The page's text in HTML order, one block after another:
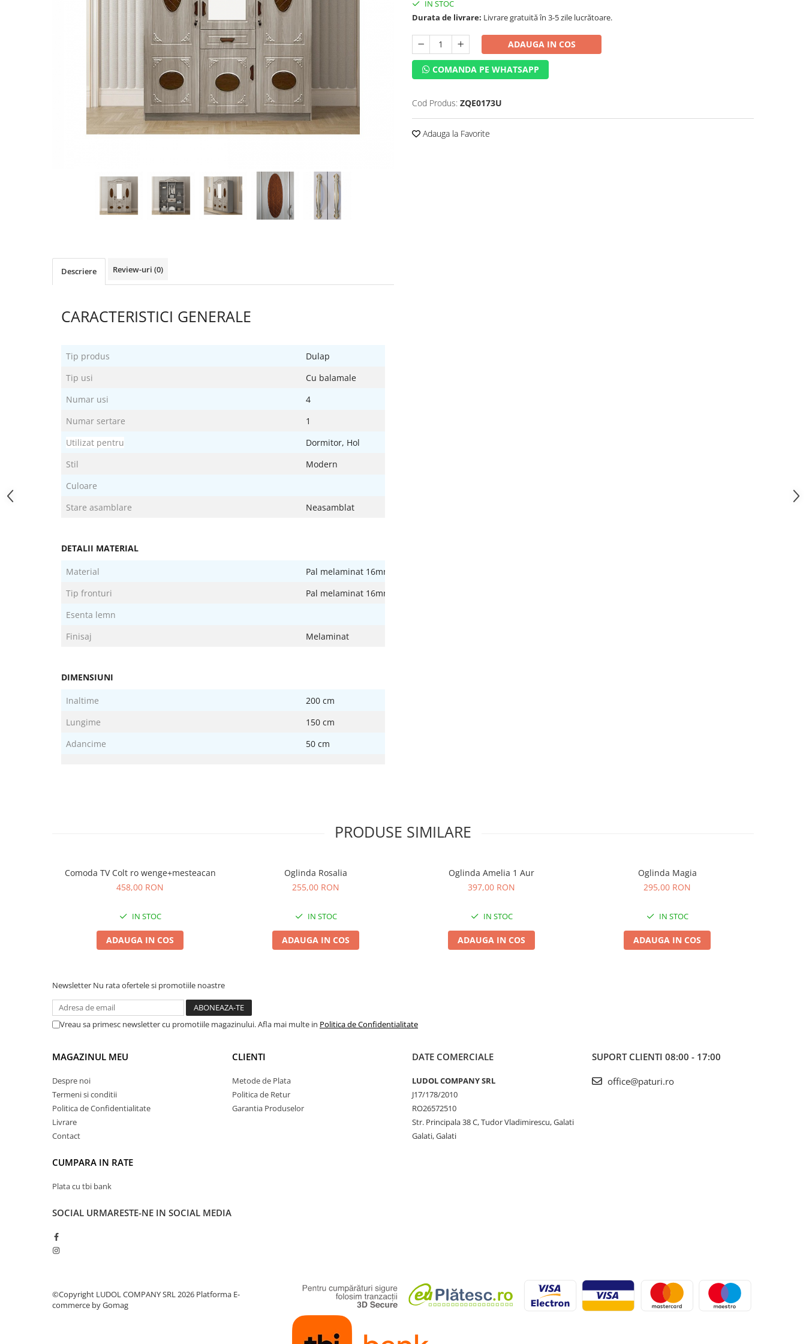
IN STOC
Durata de livrare: Livrare gratuită în 3-5 zile lucrătoare.
ADAUGA IN COS
COMANDA PE WHATSAPP
Cod Produs: ZQE0173U
Adauga la Favorite
Descriere Review-uri (0)
CARACTERISTICI GENERALE
Tip produs
Dulap
Tip usi
Cu balamale
Numar usi
4
Numar sertare
1
Utilizat pentru
Dormitor, Hol
Stil
Modern
Culoare
Stare asamblare
Neasamblat
DETALII MATERIAL
Material
Pal melaminat 16mm
Tip fronturi
Pal melaminat 16mm
Esenta lemn
Finisaj
Melaminat
DIMENSIUNI
Inaltime
200 cm
Lungime
150 cm
Adancime
50 cm
PRODUSE SIMILARE
Comoda TV Colt ro wenge+mesteacan
458,00 RON
IN STOC
ADAUGA IN COS
Oglinda Rosalia
255,00 RON
IN STOC
ADAUGA IN COS
Oglinda Amelia 1 Aur
397,00 RON
IN STOC
ADAUGA IN COS
Oglinda Magia
295,00 RON
IN STOC
ADAUGA IN COS
Newsletter Nu rata ofertele si promotiile noastre
Vreau sa primesc newsletter cu promotiile magazinului. Afla mai multe in Politica de Confidentialitate
MAGAZINUL MEU
Despre noi
Termeni si conditii
Politica de Confidentialitate
Livrare
Contact
CUMPARA IN RATE
Plata cu tbi bank
CLIENTI
Metode de Plata
Politica de Retur
Garantia Produselor
DATE COMERCIALE
LUDOL COMPANY SRL
J17/178/2010
RO26572510
Str. Principala 38 C, Tudor Vladimirescu, Galati
Galati, Galati
SUPORT CLIENTI 08:00 - 17:00
office@paturi.ro
SOCIAL URMARESTE-NE IN SOCIAL MEDIA
©Copyright LUDOL COMPANY SRL 2026 Platforma E-
commerce by Gomag